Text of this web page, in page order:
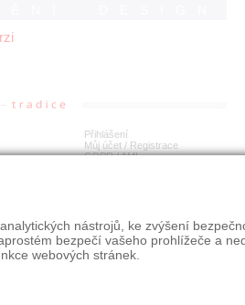
Přihlášení
Můj účet / Registrace
GDPR/AML
nástrojů, ke zvýšení
bezpečí vašeho prohlížeče a
webových stránek.